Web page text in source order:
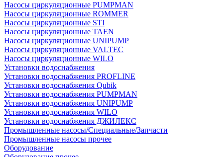
Насосы циркуляционные PUMPMAN
Насосы циркуляционные ROMMER
Насосы циркуляционные STI
Насосы циркуляционные TAEN
Насосы циркуляционные UNIPUMP
Насосы циркуляционные VALTEC
Насосы циркуляционные WILO
Установки водоснабжения
Установки водоснабжения PROFLINE
Установки водоснабжения Qubik
Установки водоснабжения PUMPMAN
Установки водоснабжения UNIPUMP
Установки водоснабжения WILO
Установки водоснабжения ДЖИЛЕКС
Промышленные насосы/Специальные/Запчасти
Промышленные насосы прочее
Оборудование